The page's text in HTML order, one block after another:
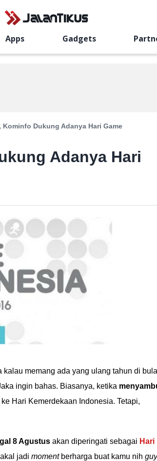
Apps Gadgets
Kominfo Dukung Adanya Hari Game
Adanya Hari
memang ada yang ulang tahun di
ingin bahas. Biasanya, ketika
Hari Kemerdekaan Indonesia. Tetapi,
8 Agustus akan diperingati sebagai Hari
jadi momentberharga buat kamu nih